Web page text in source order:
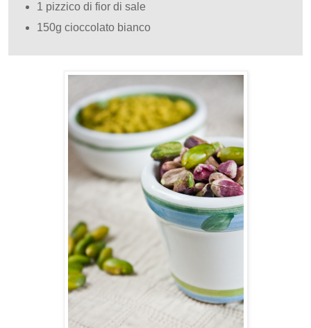
1 pizzico di fior di sale
150g cioccolato bianco